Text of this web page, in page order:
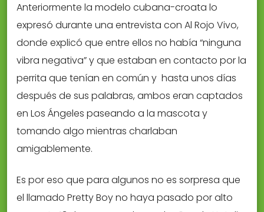
Anteriormente la modelo cubana-croata lo
expresó durante una entrevista con Al Rojo Vivo,
donde explicó que entre ellos no había “ninguna
vibra negativa” y que estaban en contacto por la
perrita que tenían en común y hasta unos días
después de sus palabras, ambos eran captados
en Los Ángeles paseando a la mascota y
tomando algo mientras charlaban
amigablemente.
Es por eso que para algunos no es sorpresa que
el llamado Pretty Boy no haya pasado por alto